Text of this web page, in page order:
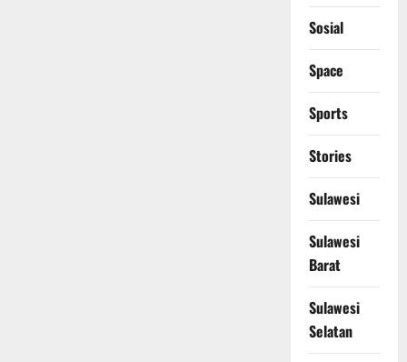
Sosial
Space
Sports
Stories
Sulawesi
Sulawesi
Barat
Sulawesi
Selatan